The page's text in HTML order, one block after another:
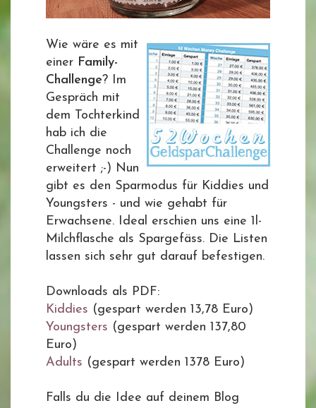
Wie wäre es mit
einer Family-
Challenge? Im
Gespräch mit
dem Tochterkind
hab ich die
Challenge noch
erweitert ;-) Nun
gibt es den Sparmodus für Kiddies und
Youngsters - und wie gehabt für
Erwachsene. Ideal erschien uns eine 1l-
Milchflasche als Spargefäss. Die Listen
lassen sich sehr gut darauf befestigen.
Downloads als PDF:
Kiddies (gespart werden 13,78 Euro)
Youngsters (gespart werden 137,80
Euro)
Adults (gespart werden 1378 Euro)
Falls du die Idee auf deinem Blog